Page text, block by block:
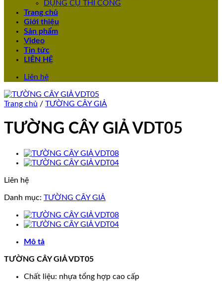
DỤNG CỤ THI CÔNG
Trang chủ
Giới thiệu
Sản phẩm
Video
Tin tức
LIÊN HỆ
Liên hệ
Trang chủ / TƯỜNG CÂY GIẢ
TƯỜNG CÂY GIẢ VDT05
Liên hệ
Danh mục: TƯỜNG CÂY GIẢ
Mô tả
TƯỜNG CÂY GIẢ VDT05
Chất liệu: nhựa tổng hợp cao cấp